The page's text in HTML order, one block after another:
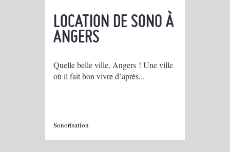
LOCATION DE SONO À
ANGERS
Quelle belle ville, Angers ! Une ville
où il fait bon vivre d’après...
Sonorisation